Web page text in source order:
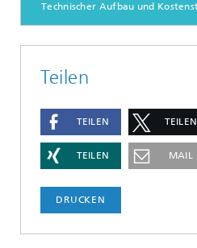
Technischer Aufbau und
Teilen
TEILEN TEILEN
TEILEN MAIL
DRUCKEN